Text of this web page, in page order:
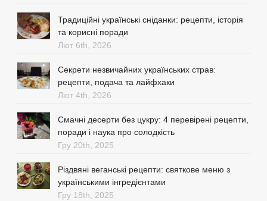
Традиційні українські сніданки: рецепти, історія
та корисні поради
Лют 6th, 2026
Секрети незвичайних українських страв:
рецепти, подача та лайфхаки
Лют 4th, 2026
Смачні десерти без цукру: 4 перевірені рецепти,
поради і наука про солодкість
Гру 20th, 2025
Різдвяні веганські рецепти: святкове меню з
українськими інгредієнтами
Гру 18th, 2025